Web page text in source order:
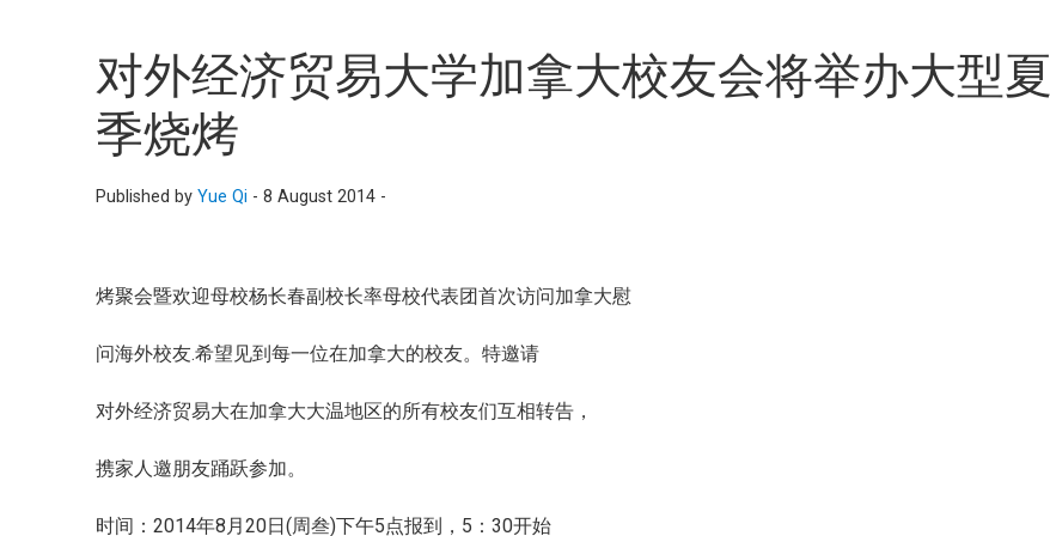
对外经济贸易大学加拿大校友会将举办大型夏
季烧烤
Published byYue Qi -8 August 2014 -
烤聚会暨欢迎母校杨长春副校长率母校代表团首次访问加拿大慰
问海外校友.希望见到每一位在加拿大的校友。特邀请
对外经济贸易大在加拿大大温地区的所有校友们互相转告，
携家人邀朋友踊跃参加。
时间：2014年8月20日(周叁)下午5点报到，5：30开始